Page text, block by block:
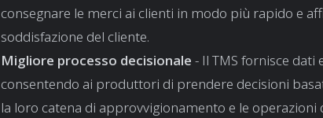
consegnare le merci ai clienti in modo più rapido e
soddisfazione del cliente.
Migliore processo decisionale - Il TMS fornisce dati
consentendo ai produttori di prendere decisioni
la loro catena di approvvigionamento e le operazioni